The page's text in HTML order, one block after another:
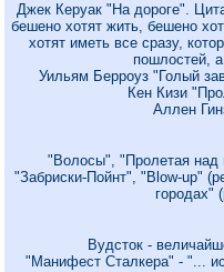
Джек Керуак "На дороге".
бешено хотят жить, бешено
хотят иметь все сразу,
пошлостей, а
Уильям Берроуз "Голый
Кен Кизи
Аллен
"Волосы", "Пролетая
"Забриски-Пойнт", "Blow-up"
городах"
Вудсток -
"Манифест Сталкера" - "...